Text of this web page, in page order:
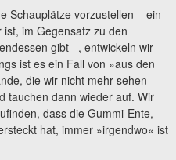
Schauplätze vorzustellen – ein
im Gegensatz zu den
gibt –, entwickeln wir
ist es ein Fall von »aus den
die wir nicht mehr sehen
tauchen dann wieder auf. Wir
dass die Gummi-Ente,
hat, immer »irgendwo« ist